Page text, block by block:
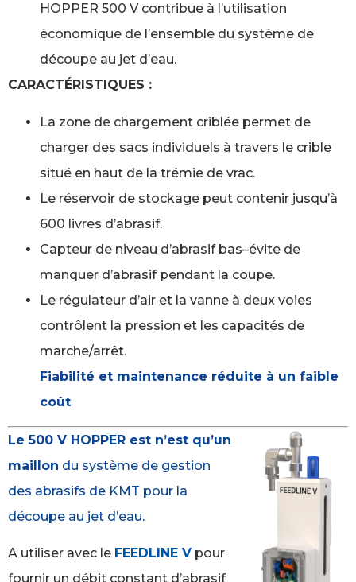
HOPPER 500 V contribue à l’utilisation
économique de l’ensemble du système de
découpe au jet d’eau.
CARACTÉRISTIQUES :
La zone de chargement criblée permet de
charger des sacs individuels à travers le crible
situé en haut de la trémie de vrac.
Le réservoir de stockage peut contenir jusqu’à
600 livres d’abrasif.
Capteur de niveau d’abrasif bas–évite de
manquer d’abrasif pendant la coupe.
Le régulateur d’air et la vanne à deux voies
contrôlent la pression et les capacités de
marche/arrêt.
Fiabilité et maintenance réduite à un faible
coût
Le 500 V HOPPER est n’est qu’un
maillon du système de gestion
des abrasifs de KMT pour la
découpe au jet d’eau.
A utiliser avec le FEEDLINE V pour
fournir un débit constant d’abrasif